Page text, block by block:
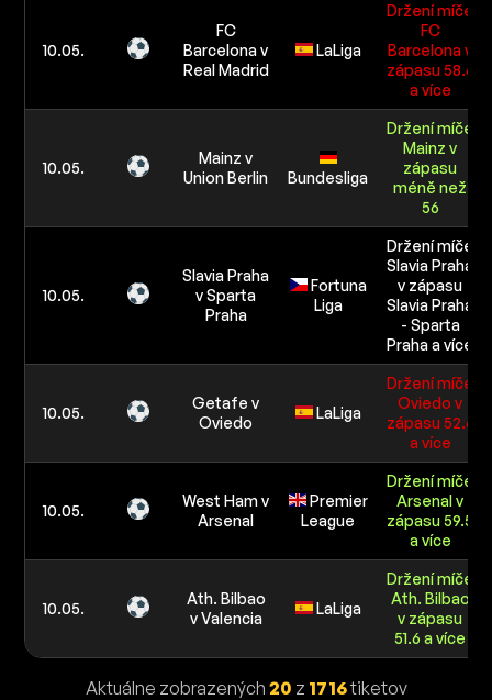
10.05.
FC
Barcelona v
Real Madrid
LaLiga
Držení míče
FC
Barcelona v
zápasu 58.6
a více
10.05.
Mainz v
Union Berlin
Bundesliga
Držení míče
Mainz v
zápasu
méně než
56
10.05.
Slavia Praha
v Sparta
Praha
Fortuna
Liga
Držení míče
Slavia Praha
v zápasu
Slavia Praha
- Sparta
Praha a více
10.05.
Getafe v
Oviedo
LaLiga
Držení míče
Oviedo v
zápasu 52.6
a více
10.05.
West Ham v
Arsenal
Premier
League
Držení míče
Arsenal v
zápasu 59.5
a více
10.05.
Ath. Bilbao
v Valencia
LaLiga
Držení míče
Ath. Bilbao
v zápasu
51.6 a více
Aktuálne zobrazených 20 z 1716tiketov